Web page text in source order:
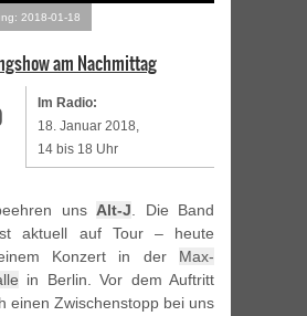
2018-01-18
am Nachmittag
Im Radio:
18. Januar 2018,
14 bis 18 Uhr
unsAlt-J. Die Band
aktuell auf Tour – heute
Konzert in der Max-
in Berlin. Vor dem Auftritt
einen Zwischenstopp bei uns